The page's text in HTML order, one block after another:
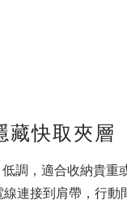
藏快取夾層
調，適合收納貴重
連接到肩帶，行動